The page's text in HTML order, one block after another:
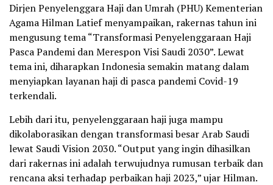
Dirjen Penyelenggara Haji dan Umrah (PHU) Kementerian
Agama Hilman Latief menyampaikan, rakernas tahun ini
mengusung tema “Transformasi Penyelenggaraan Haji
Pasca Pandemi dan Merespon Visi Saudi 2030”. Lewat
tema ini, diharapkan Indonesia semakin matang dalam
menyiapkan layanan haji di pasca pandemi Covid-19
terkendali.
Lebih dari itu, penyelenggaraan haji juga mampu
dikolaborasikan dengan transformasi besar Arab Saudi
lewat Saudi Vision 2030. “Output yang ingin dihasilkan
dari rakernas ini adalah terwujudnya rumusan terbaik dan
rencana aksi terhadap perbaikan haji 2023,” ujar Hilman.